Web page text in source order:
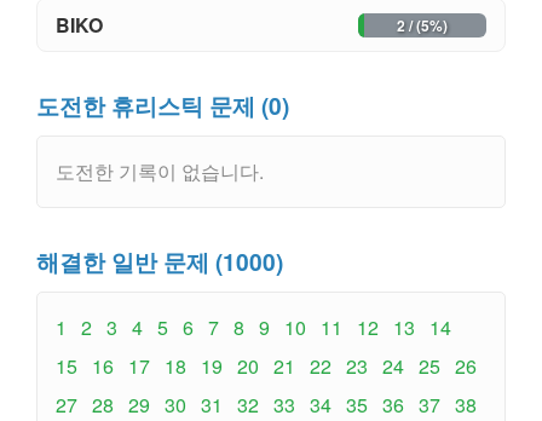
BIKO 2 / (5%)
도전한 휴리스틱 문제 (0)
도전한 기록이 없습니다.
해결한 일반 문제 (1000)
1 2 3 4 5 6 7 8 9 10 11 12 13
14
15 16 17 18 19 20 21 22 23 24 25 26
27 28 29 30 31 32 33 34 35 36 37 38